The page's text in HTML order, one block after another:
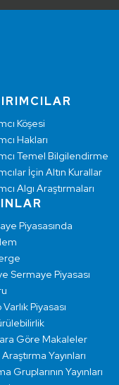
Köşesi
Hakları
Temel Bilgilendirme
İçin Altın Kurallar
Algı Araştırmaları
Piyasasında
Sermaye Piyasası
Piyasası
Göre Makaleler
Yayınları
Gruplarının Yayınları